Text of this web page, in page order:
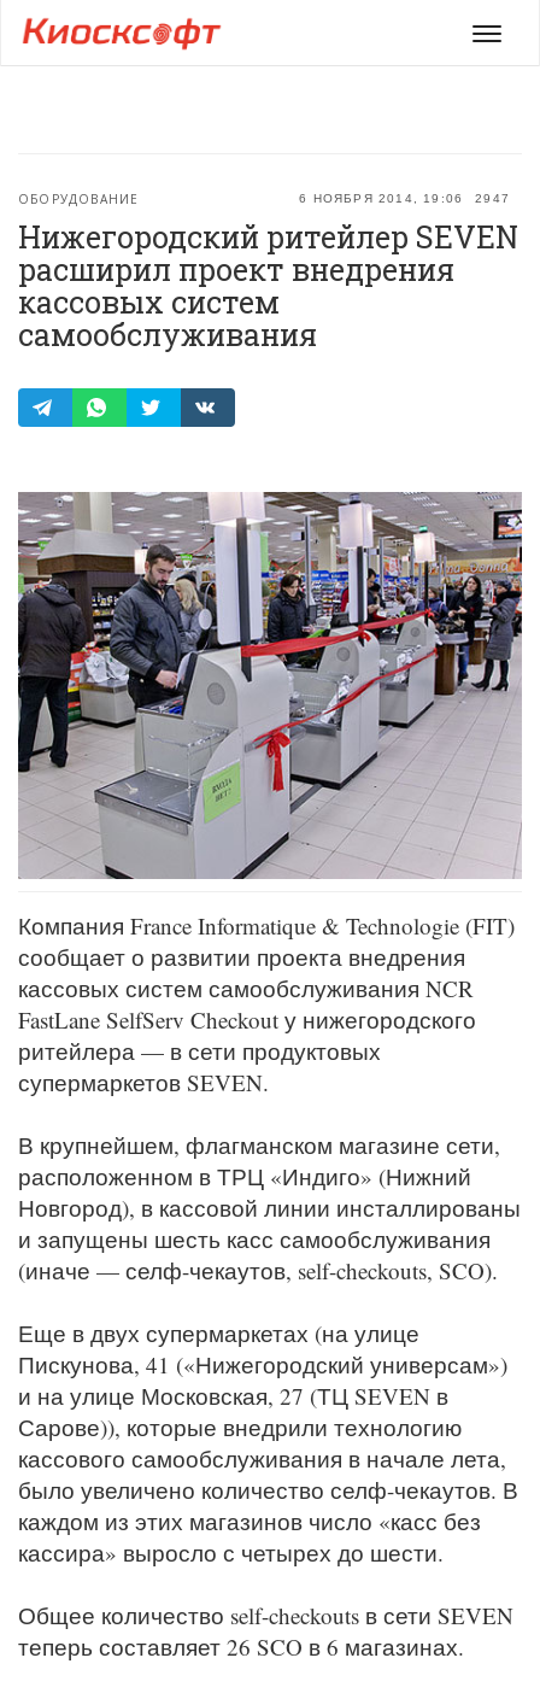
Меню
6 НОЯБРЯ 2014, 19:06 2947
ОБОРУДОВАНИЕ
Нижегородский ритейлер SEVEN
расширил проект внедрения
кассовых систем
самообслуживания
Компания France Informatique & Technologie (FIT)
сообщает о развитии проекта внедрения
кассовых систем самообслуживания NCR
FastLane SelfServ Checkout у нижегородского
ритейлера — в сети продуктовых
супермаркетов SEVEN.
В крупнейшем, флагманском магазине сети,
расположенном в ТРЦ «Индиго» (Нижний
Новгород), в кассовой линии инсталлированы
и запущены шесть касс самообслуживания
(иначе — селф-чекаутов, self-checkouts, SCO).
Еще в двух супермаркетах (на улице
Пискунова, 41 («Нижегородский универсам»)
и на улице Московская, 27 (ТЦ SEVEN в
Сарове)), которые внедрили технологию
кассового самообслуживания в начале лета,
было увеличено количество селф-чекаутов. В
каждом из этих магазинов число «касс без
кассира» выросло с четырех до шести.
Общее количество self-checkouts в сети SEVEN
теперь составляет 26 SCO в 6 магазинах.